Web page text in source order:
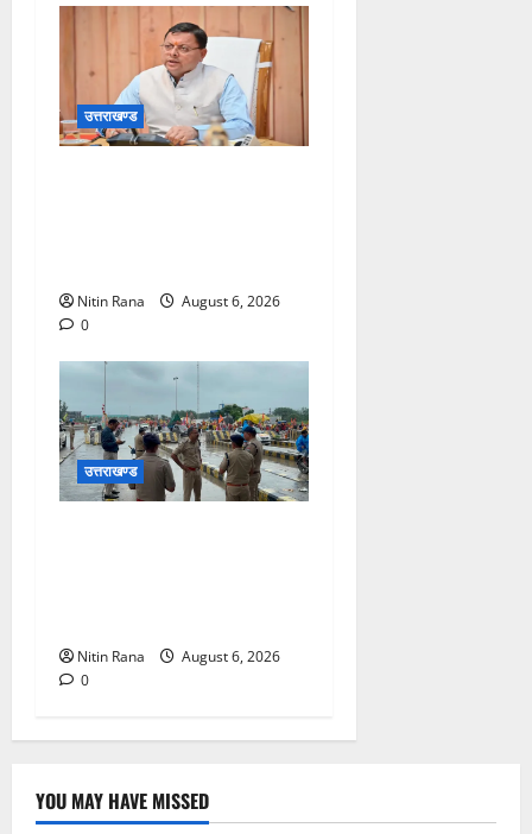
उत्तराखण्ड
Nitin Rana
August 6, 2026
0
उत्तराखण्ड
Nitin Rana
August 6, 2026
0
YOU MAY HAVE MISSED